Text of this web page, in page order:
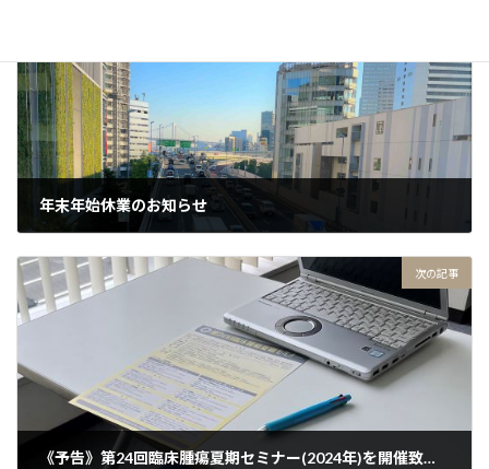
年末年始休業のお知らせ
次の記事
《予告》第24回臨床腫瘍夏期セミナー(2024年)を開催致します